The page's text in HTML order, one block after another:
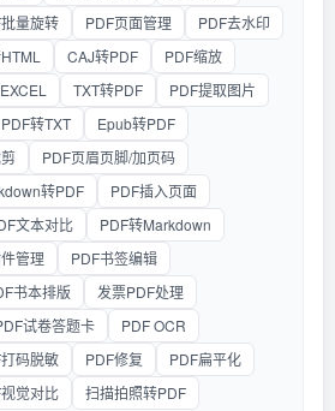
量旋转 PDF页面管理
PDF去水印
CAJ转PDF
PDF缩放
TXT转PDF
PDF提取图片
PDF转TXT
Epub转PDF
PDF页眉页脚/加页码
转PDF
PDF插入页面
文本对比
PDF转Markdown
管理
PDF书签编辑
书本排版
发票PDF处理
试卷答题卡
PDF OCR
码脱敏 PDF修复
PDF扁平化
觉对比 扫描拍照转PDF